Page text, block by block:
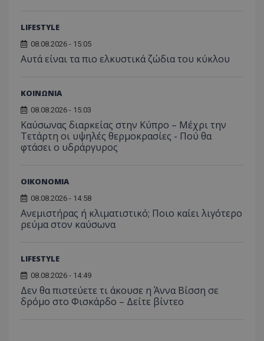
LIFESTYLE
08.08.2026 - 15:05
Αυτά είναι τα πιο ελκυστικά ζώδια του κύκλου
ΚΟΙΝΩΝΙΑ
08.08.2026 - 15:03
Καύσωνας διαρκείας στην Κύπρο – Μέχρι την
Τετάρτη οι υψηλές θερμοκρασίες - Πού θα
φτάσει ο υδράργυρος
ΟΙΚΟΝΟΜΙΑ
08.08.2026 - 14:58
Ανεμιστήρας ή κλιματιστικό; Ποιο καίει λιγότερο
ρεύμα στον καύσωνα
LIFESTYLE
08.08.2026 - 14:49
Δεν θα πιστεύετε τι άκουσε η Άννα Βίσση σε
δρόμο στο Φισκάρδο – Δείτε βίντεο